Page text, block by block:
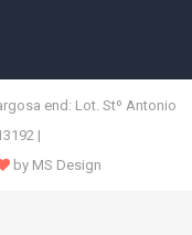
end: Lot. Stº Antonio
|
by MS Design